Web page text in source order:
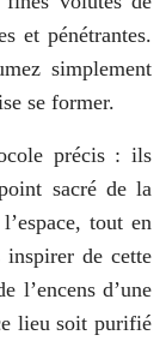
et pénétrantes.
simplement
se former.
précis : ils
sacré de la
tout en
inspirer de cette
l’encens d’une
lieu soit purifié